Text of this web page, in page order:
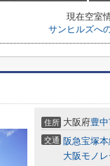
現在空室
サンヒルズへ
住所 大阪府豊
交通 阪急宝塚本
大阪モノ